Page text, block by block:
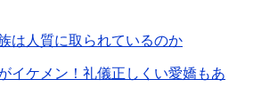
は人質に取られているのか
イケメン！礼儀正しくい愛嬌もあ